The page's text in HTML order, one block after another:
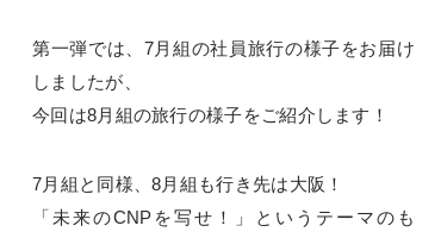
第一弾では、7月組の社員旅行の様子をお届け
しましたが、
今回は8月組の旅行の様子をご紹介します！
7月組と同様、8月組も行き先は大阪！
「未来のCNPを写せ！」というテーマのも